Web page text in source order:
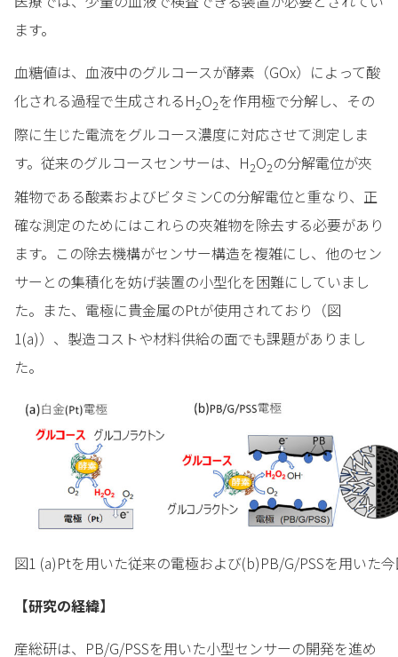
ます。
血糖値は、血液中のグルコースが酵素（GOx）によって酸
化される過程で生成されるH2O2を作用極で分解し、その
際に生じた電流をグルコース濃度に対応させて測定しま
す。従来のグルコースセンサーは、H2O2の分解電位が夾
雑物である酸素およびビタミンCの分解電位と重なり、正
確な測定のためにはこれらの夾雑物を除去する必要があり
ます。この除去機構がセンサー構造を複雑にし、他のセン
サーとの集積化を妨げ装置の小型化を困難にしていまし
た。また、電極に貴金属のPtが使用されており（図
1(a)）、製造コストや材料供給の面でも課題がありまし
た。
図1 (a)Ptを用いた従来の電極および(b)PB/G/PSSを用いた
【研究の経緯】
産総研は、PB/G/PSSを用いた小型センサーの開発を進め